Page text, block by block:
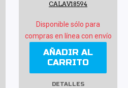
CALAV18594
Disponible sólo para
compras en línea con envío
AÑADIR AL
CARRITO
DETALLES